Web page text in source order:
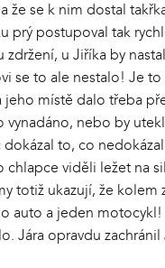
že se k nim dostal
prý postupoval tak
zdržení, u Jiříka by
se to ale nestalo! Je to
jeho místě dalo třeba
vynadáno, nebo by
dokázal to, co
chlapce viděli ležet na
totiž ukazují, že kolem
auto a jeden
Jára opravdu